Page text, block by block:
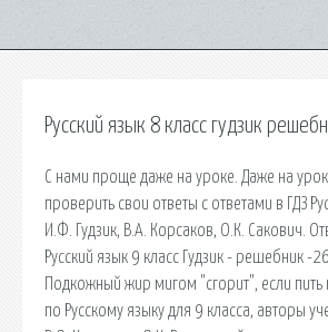
Русский язык 8 класс гудзик
С нами проще даже на уроке. Даже на
проверить свои ответы с ответами в ГДЗ
И.Ф. Гудзик, В.А. Корсаков, О.К. Сакович.
Русский язык 9 класс Гудзик - решебник -
Подкожный жир мигом "сгорит", если
по Русскому языку для 9 класса, авторы